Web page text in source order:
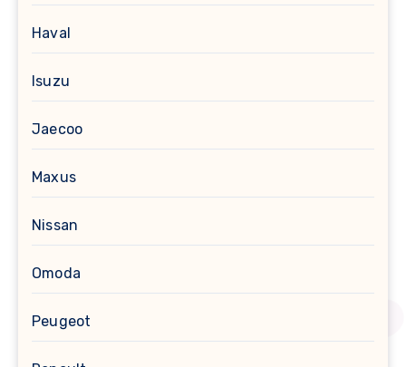
Haval
Isuzu
Jaecoo
Maxus
Nissan
Omoda
Peugeot